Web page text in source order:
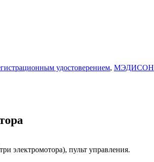
удостоверением, МЭДИСОН
электромотора), пульт управления.